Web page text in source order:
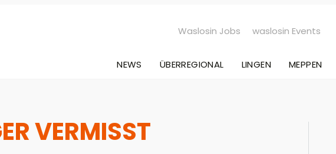
Waslosin Jobs waslosin Events
NEWS ÜBERREGIONAL LINGEN MEPPEN
VERMISST